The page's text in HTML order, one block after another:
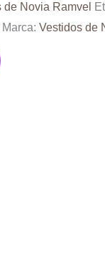
de Novia Ramvel
Marca:Vestidos de